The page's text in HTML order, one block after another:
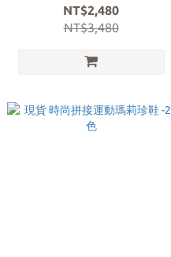
NT$2,480
NT$3,480